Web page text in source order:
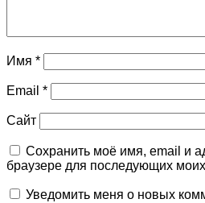
Имя *
Email *
Сайт
Сохранить моё имя, email и
браузере для последующих
Уведомить меня о новых